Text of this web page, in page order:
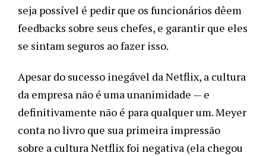
seja possível é pedir que os funcionários dêem
feedbacks sobre seus chefes, e garantir que eles
se sintam seguros ao fazer isso.
Apesar do sucesso inegável da Netflix, a cultura
da empresa não é uma unanimidade — e
definitivamente não é para qualquer um. Meyer
conta no livro que sua primeira impressão
sobre a cultura Netflix foi negativa (ela chegou